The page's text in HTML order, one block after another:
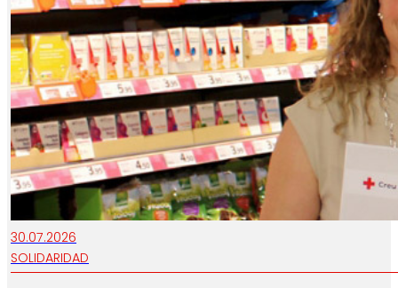
30.07.2026
SOLIDARIDAD